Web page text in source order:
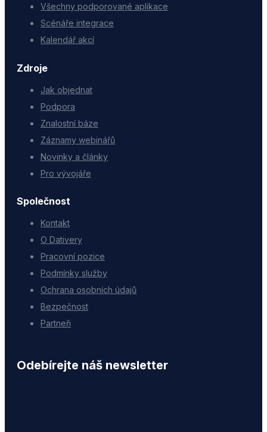
Všechny podporované aplikace
Scénáře integrace
Kalendář akcí
Zdroje
Jak objednat
Podpora
Znalostní báze
Záznamy webinářů
Novinky a články
Pro vývojáře
Společnost
Kontakt
O Dativery
Pracovní pozice
Podmínky služby
Ochrana osobních údajů
Bezpečnost
Partneři
Odebírejte náš newsletter